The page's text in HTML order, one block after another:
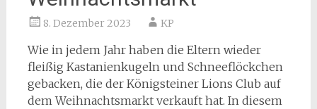
8. Dezember 2023 KP
Wie in jedem Jahr haben die Eltern wieder
fleißig Kastanienkugeln und Schneeflöckchen
gebacken, die der Königsteiner Lions Club auf
dem Weihnachtsmarkt verkauft hat. In diesem